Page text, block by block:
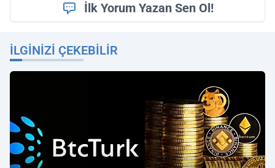
İlk Yorum Yazan Sen Ol!
İLGINIZI ÇEKEBILIR